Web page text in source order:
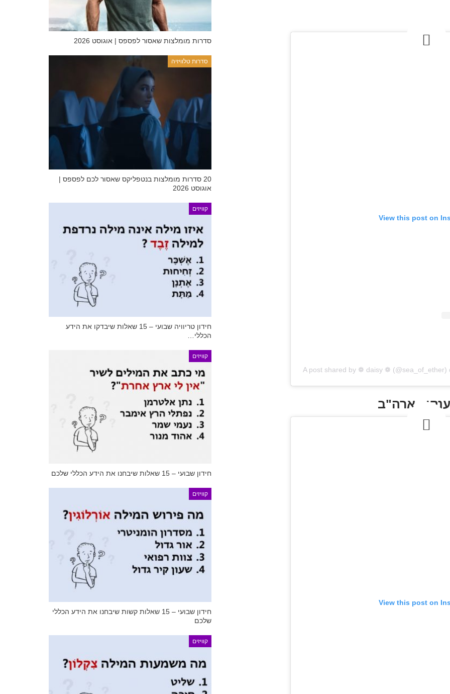
View this post on
A post shared by ❁ daisy ❁ (@sea_of_ether)
View this post on
סדרות מומלצות שאסור לפספס | אוגוסט 2026
סדרות טלוויזיה
20 סדרות מומלצות בנטפליקס שאסור לכם לפספס |
אוגוסט 2026
קוויזים
חידון טריוויה שבועי – 15 שאלות שיבדקו את הידע
הכללי…
קוויזים
חידון שבועי – 15 שאלות שיבחנו את הידע הכללי שלכם
קוויזים
חידון שבועי – 15 שאלות קשות שיבחנו את הידע הכללי
שלכם
קוויזים